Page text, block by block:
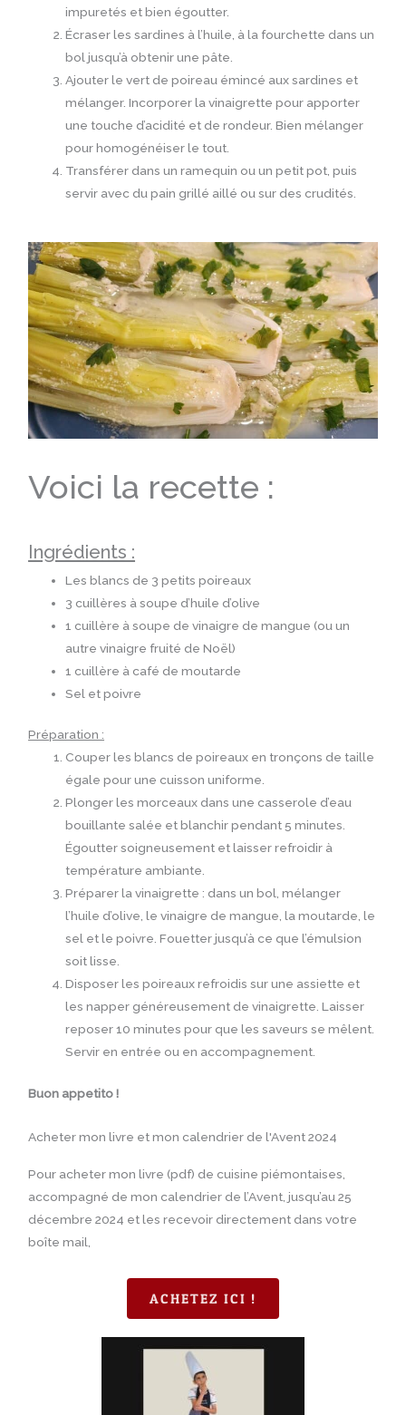
impuretés et bien égoutter.
Écraser les sardines à l’huile, à la fourchette dans un
bol jusqu’à obtenir une pâte.
Ajouter le vert de poireau émincé aux sardines et
mélanger. Incorporer la vinaigrette pour apporter
une touche d’acidité et de rondeur. Bien mélanger
pour homogénéiser le tout.
Transférer dans un ramequin ou un petit pot, puis
servir avec du pain grillé aillé ou sur des crudités.
Voici la recette :
Ingrédients :
Les blancs de 3 petits poireaux
3 cuillères à soupe d’huile d’olive
1 cuillère à soupe de vinaigre de mangue (ou un
autre vinaigre fruité de Noël)
1 cuillère à café de moutarde
Sel et poivre
Préparation :
Couper les blancs de poireaux en tronçons de taille
égale pour une cuisson uniforme.
Plonger les morceaux dans une casserole d’eau
bouillante salée et blanchir pendant 5 minutes.
Égoutter soigneusement et laisser refroidir à
température ambiante.
Préparer la vinaigrette : dans un bol, mélanger
l’huile d’olive, le vinaigre de mangue, la moutarde, le
sel et le poivre. Fouetter jusqu’à ce que l’émulsion
soit lisse.
Disposer les poireaux refroidis sur une assiette et
les napper généreusement de vinaigrette. Laisser
reposer 10 minutes pour que les saveurs se mêlent.
Servir en entrée ou en accompagnement.
Buon appetito !
Acheter mon livre et mon calendrier de l'Avent 2024
Pour acheter mon livre (pdf) de cuisine piémontaises,
accompagné de mon calendrier de l’Avent, jusqu’au 25
décembre 2024 et les recevoir directement dans votre
boîte mail,
ACHETEZ ICI !